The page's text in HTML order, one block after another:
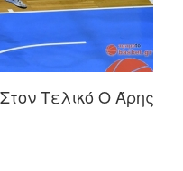
Τελικό Ο Άρης